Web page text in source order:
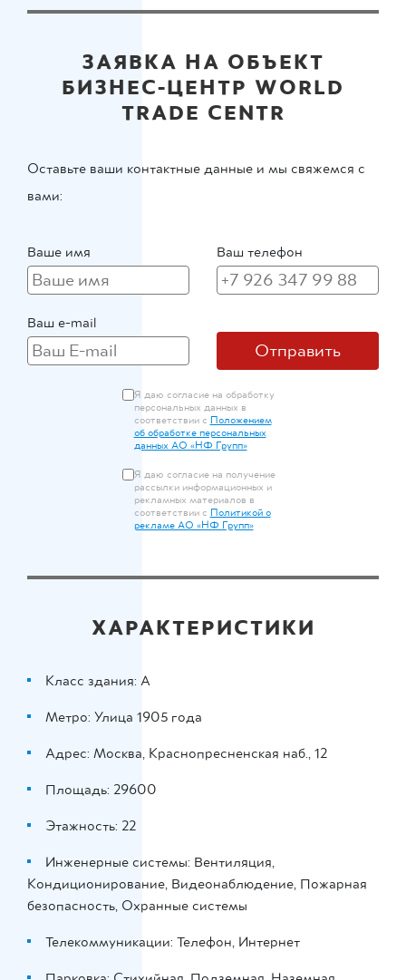
ЗАЯВКА НА ОБЪЕКТ
БИЗНЕС-ЦЕНТР WORLD
TRADE CENTR
Оставьте ваши контактные данные и мы свяжемся с
вами:
Ваше имя Ваш телефон
Ваш e-mail
Отправить
Я даю согласие на обработку
персональных данных в
соответствии с Положением
об обработке персональных
данных АО «НФ Групп»
Я даю согласие на получение
рассылки информационных и
рекламных материалов в
соответствии с Политикой о
рекламе АО «НФ Групп»
ХАРАКТЕРИСТИКИ
Класс здания: A
Метро: Улица 1905 года
Адрес: Москва, Краснопресненская наб., 12
Площадь: 29600
Этажность: 22
Инженерные системы: Вентиляция,
Кондиционирование, Видеонаблюдение, Пожарная
безопасность, Охранные системы
Телекоммуникации: Телефон, Интернет